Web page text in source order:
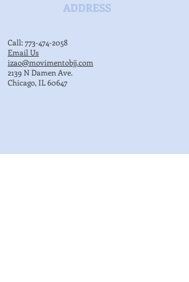
ADDRESS
Call:773-474-2058
Email Us
izao@movimentobjj.com
2139 N Damen Ave.
Chicago, IL 60647